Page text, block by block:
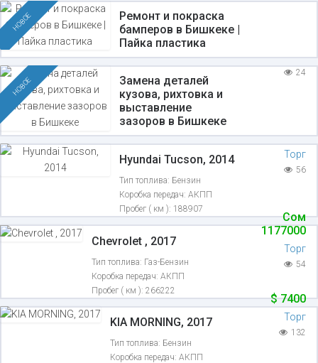
НОВОЕ
Ремонт и покраска
бамперов в Бишкеке |
Пайка пластика
НОВОЕ
Замена деталей
кузова, рихтовка и
выставление
зазоров в Бишкеке
24
Hyundai Tucson, 2014
Тип топлива: Бензин
Коробка передач:АКПП
Пробег ( км ): 188907
Торг
56
Chevrolet , 2017
Тип топлива: Газ-Бензин
Коробка передач: АКПП
Пробег ( км ): 266222
Сом
1177000
Торг
54
KIA MORNING, 2017
Тип топлива: Бензин
Коробка передач: АКПП
$7400
Торг
132